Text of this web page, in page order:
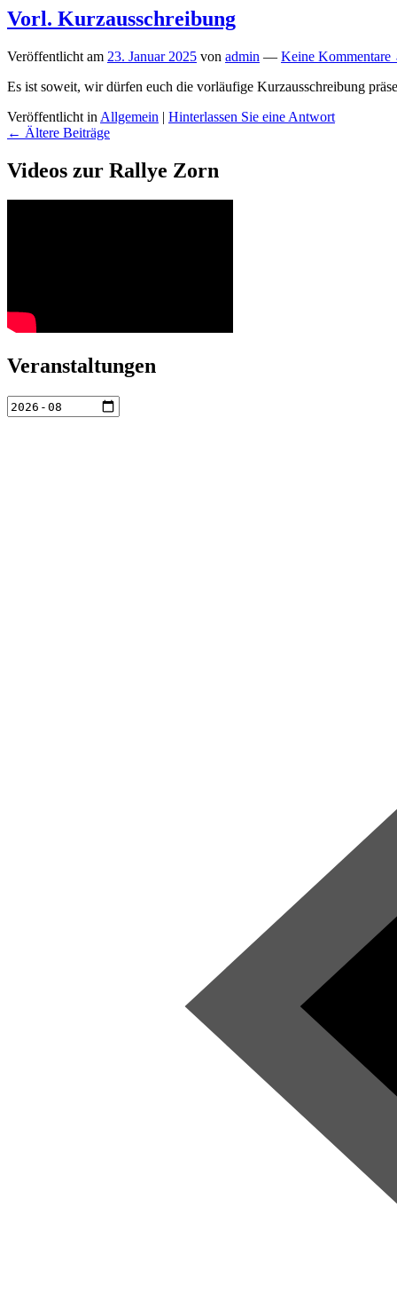
Vorl. Kurzausschreibung
Veröffentlicht am 23. Januar 2025 von admin — Keine Kommentare
Es ist soweit, wir dürfen euch die vorläufige Kurzausschreibung
Veröffentlicht in Allgemein | Hinterlassen Sie eine Antwort
Beitragsnavigation
← Ältere Beiträge
Primärer
Videos zur Rallye Zorn
Veranstaltungen